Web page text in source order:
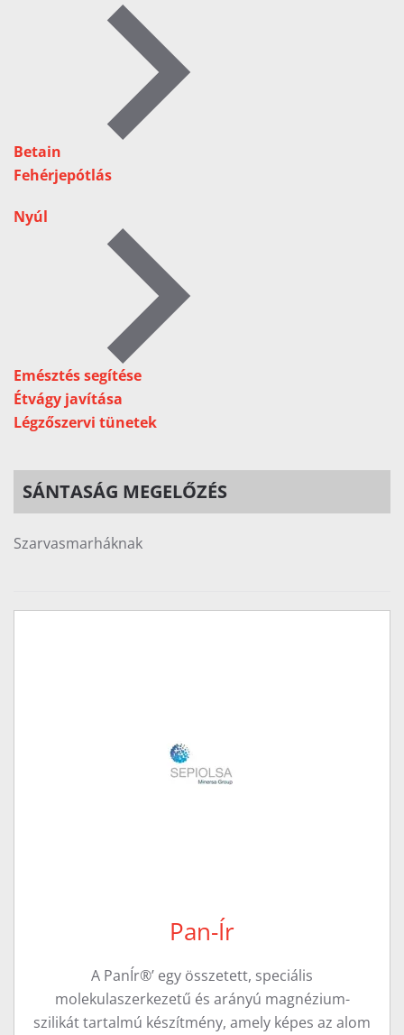
Betain
Fehérjepótlás
Nyúl
Emésztés segítése
Étvágy javítása
Légzőszervi tünetek
SÁNTASÁG MEGELŐZÉS
Szarvasmarháknak
Pan-Ír
A PanÍr®’ egy összetett, speciális
molekulaszerkezetű és arányú magnézium-
szilikát tartalmú készítmény, amely képes az alom